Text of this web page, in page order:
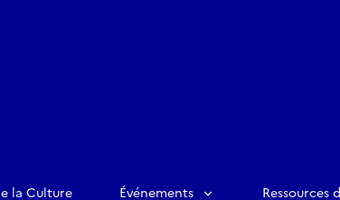
la Culture Événements Ressources